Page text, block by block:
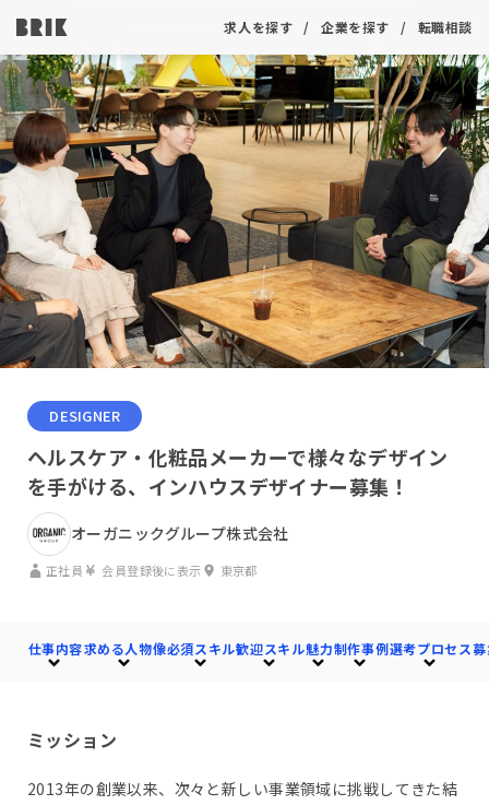
求人を探す 企業を探す 転職相談
DESIGNER
ヘルスケア・化粧品メーカーで様々なデザイン
を手がける、インハウスデザイナー募集！
オーガニックグループ株式会社
正社員 会員登録後に表示 東京都
仕事内容求める人物像必須スキル歓迎スキル魅力制作事例選考プロセス
ミッション
2013年の創業以来、次々と新しい事業領域に挑戦してきた結